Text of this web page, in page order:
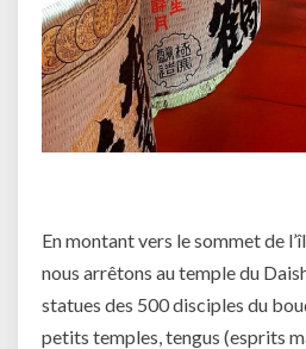
En montant vers le sommet de
nous arrêtons au temple du
statues des 500 disciples du
petits temples, tengus (esprits